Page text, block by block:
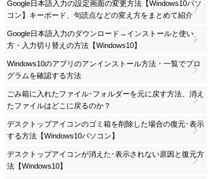
Google日本語入力の設定画面の変更方法【Windows10パソ
コン】キーボード、句読点などの変え方をまとめて紹介
Google日本語入力のダウンロード→インストールと使い
方・入力切り替えの方法【Windows10】
Windows10のアプリのアンインストール方法・一覧でプロ
グラムを確認する方法
ごみ箱に入れたファイル･フォルダーを元に戻す方法、消え
たファイルはどこに戻るのか？
デスクトップアイコンのゴミ箱を削除した場合の復元･表示
する方法【Windows10パソコン】
デスクトップアイコンが消えた･表示されない原因と復元方
法【Windows10】